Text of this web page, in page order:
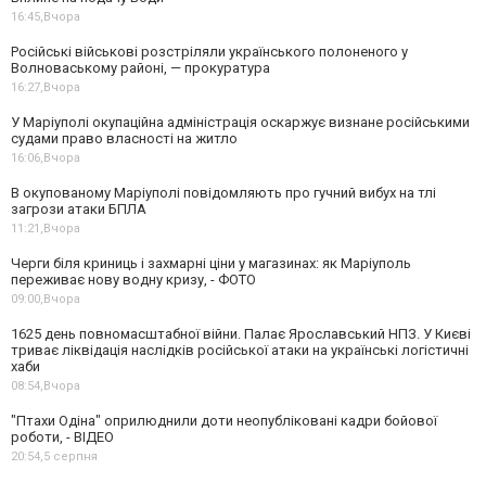
16:45,Вчора
Російські військові розстріляли українського полоненого у
Волноваському районі, — прокуратура
16:27,Вчора
У Маріуполі окупаційна адміністрація оскаржує визнане російськими
судами право власності на житло
16:06,Вчора
В окупованому Маріуполі повідомляють про гучний вибух на тлі
загрози атаки БПЛА
11:21,Вчора
Черги біля криниць і захмарні ціни у магазинах: як Маріуполь
переживає нову водну кризу, - ФОТО
09:00,Вчора
1625 день повномасштабної війни. Палає Ярославський НПЗ. У Києві
триває ліквідація наслідків російської атаки на українські логістичні
хаби
08:54,Вчора
"Птахи Одіна" оприлюднили доти неопубліковані кадри бойової
роботи, - ВІДЕО
20:54,5 серпня